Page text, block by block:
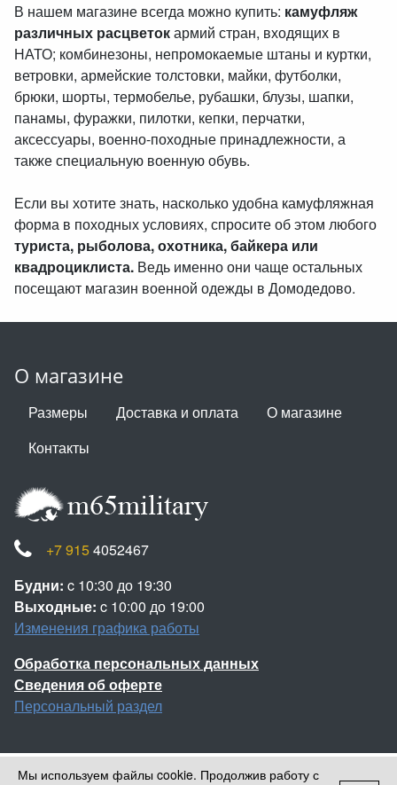
В нашем магазине всегда можно купить: камуфляж
различных расцветокармий стран, входящих в
НАТО; комбинезоны, непромокаемые штаны и куртки,
ветровки, армейские толстовки, майки, футболки,
брюки, шорты, термобелье, рубашки, блузы, шапки,
панамы, фуражки, пилотки, кепки, перчатки,
аксессуары, военно-походные принадлежности, а
также специальную военную обувь.
Если вы хотите знать, насколько удобна камуфляжная
форма в походных условиях, спросите об этом любого
туриста, рыболова, охотника, байкера или
квадроциклиста. Ведь именно они чаще остальных
посещают магазин военной одежды в Домодедово.
О магазине
Размеры Доставка и оплата
О магазине
Контакты
+7 915 4052467
Будни: c 10:30 до 19:30
Выходные: c 10:00 до 19:00
Изменения графика работы
Обработка персональных данных
Сведения об оферте
Персональный раздел
Мы используем файлы cookie. Продолжив работу с